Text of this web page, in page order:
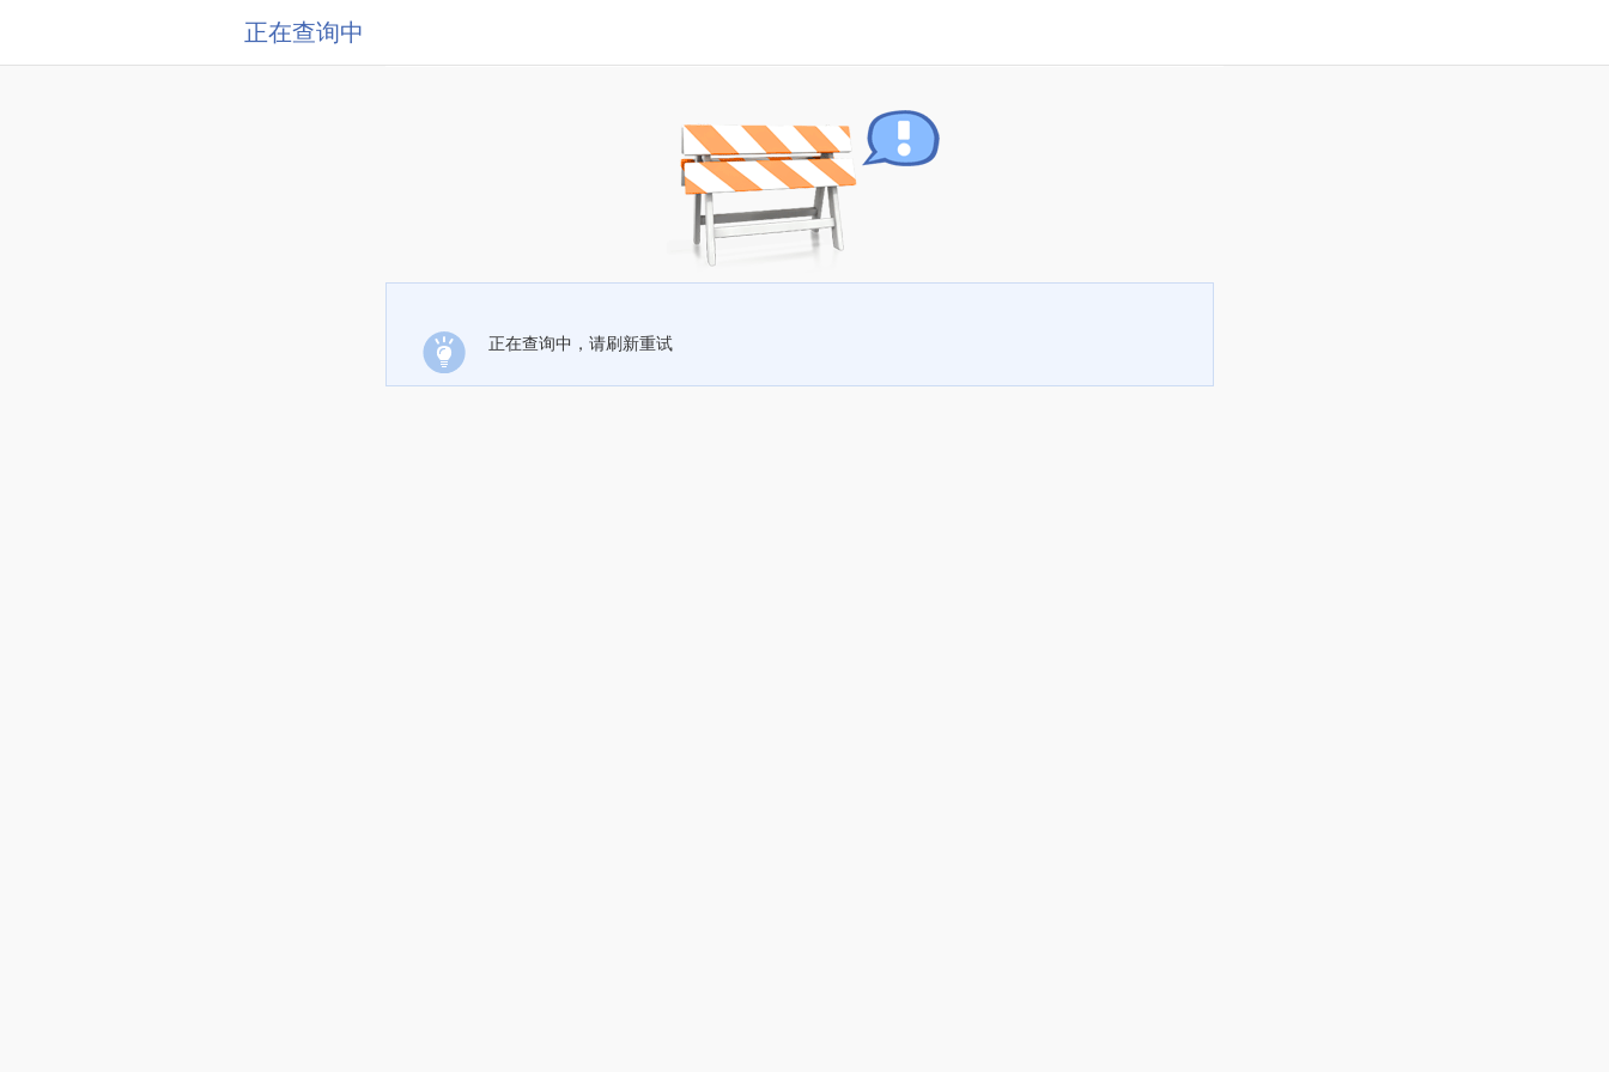
正在查询中
正在查询中，请刷新重试